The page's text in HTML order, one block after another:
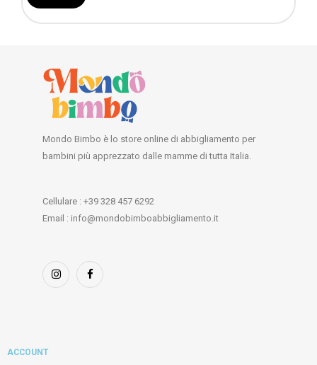
Mondo Bimbo è lo store online di abbigliamento per
bambini più apprezzato dalle mamme di tutta Italia.
Cellulare : +39 328 457 6292
Email : info@mondobimboabbigliamento.it
ACCOUNT